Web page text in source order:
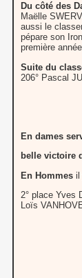
Du côté des
Maëlle
aussi le
pépare son
première
Suite du
206° Pascal
En dames
belle victoire
En Hommes il
2° place Yves
Loïs